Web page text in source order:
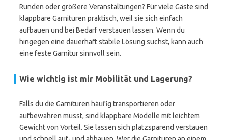
Runden oder größere Veranstaltungen? Für viele Gäste sind
klappbare Garnituren praktisch, weil sie sich einfach
aufbauen und bei Bedarf verstauen lassen. Wenn du
hingegen eine dauerhaft stabile Lösung suchst, kann auch
eine feste Garnitur sinnvoll sein.
Wie wichtig ist mir Mobilität und Lagerung?
Falls du die Garnituren häufig transportieren oder
aufbewahren musst, sind klappbare Modelle mit leichtem
Gewicht von Vorteil. Sie lassen sich platzsparend verstauen